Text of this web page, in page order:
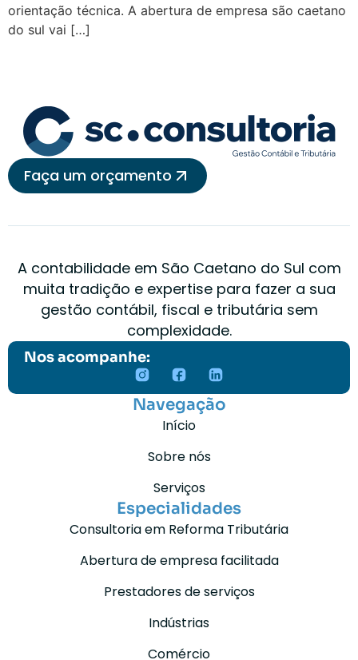
orientação técnica. A abertura de empresa são caetano
do sul vai […]
Faça um orçamento
A contabilidade em São Caetano do Sul com
muita tradição e expertise para fazer a sua
gestão contábil, fiscal e tributária sem
complexidade.
Nos acompanhe:
Navegação
Início
Sobre nós
Serviços
Especialidades
Consultoria em Reforma Tributária
Abertura de empresa facilitada
Prestadores de serviços
Indústrias
Comércio